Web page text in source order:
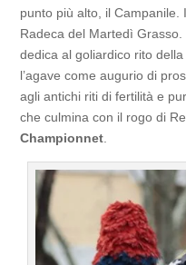
punto più alto, il
Radeca del Martedì
dedica al goliardico rito
l’agave come augurio di
agli antichi riti di fertilità e
che culmina con il rogo di
Championnet